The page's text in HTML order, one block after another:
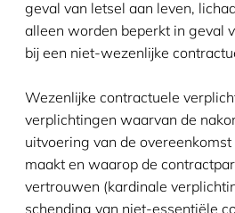
geval van letsel aan leven,
alleen worden beperkt in geval
bij een niet-wezenlijke
Wezenlijke contractuele
verplichtingen waarvan de
uitvoering van de
maakt en waarop de
vertrouwen (kardinale
schending van niet-essentiële